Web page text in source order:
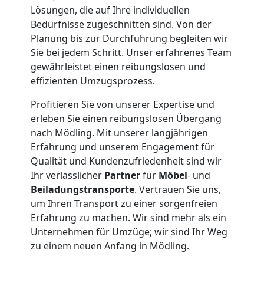
Lösungen, die auf Ihre individuellen
Bedürfnisse zugeschnitten sind. Von der
Planung bis zur Durchführung begleiten wir
Sie bei jedem Schritt. Unser erfahrenes Team
gewährleistet einen reibungslosen und
effizienten Umzugsprozess.
Profitieren Sie von unserer Expertise und
erleben Sie einen reibungslosen Übergang
nach Mödling. Mit unserer langjährigen
Erfahrung und unserem Engagement für
Qualität und Kundenzufriedenheit sind wir
Ihr verlässlicher Partnerfür Möbel- und
Beiladungstransporte. Vertrauen Sie uns,
um Ihren Transport zu einer sorgenfreien
Erfahrung zu machen. Wir sind mehr als ein
Unternehmen für Umzüge; wir sind Ihr Weg
zu einem neuen Anfang in Mödling.
Expressumzug
Leonding
Tragehilfe
Leonding
Kleiner
Umzug
Leonding